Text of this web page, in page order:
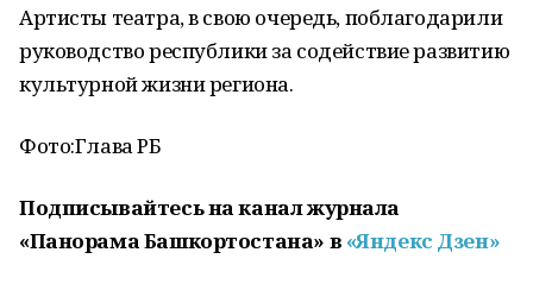
Артисты театра, в свою очередь, поблагодарили
руководство республики за содействие развитию
культурной жизни региона.
Фото:Глава РБ
Подписывайтесь на канал журнала
«Панорама Башкортостана» в «Яндекс Дзен»